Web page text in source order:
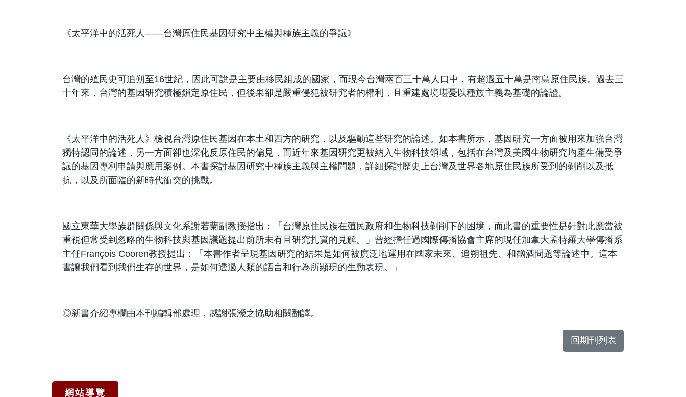
《太平洋中的活死人——台灣原住民基因研究中主權與種族主義的爭議》
台灣的殖民史可追朔至16世紀，因此可說是主要由移民組成的國家，而現今台灣兩百三十萬人口中，有超過五十萬是南島原住民族。過去三
十年來，台灣的基因研究積極鎖定原住民，但後果卻是嚴重侵犯被研究者的權利，且重建處境堪憂以種族主義為基礎的論證。
《太平洋中的活死人 》檢視台灣原住民基因在本土和西方的研究，以及驅動這些研究的論述。如本書所示，基因研究一方面被用來加強台灣
獨特認同的論述，另一方面卻也深化反原住民的偏見，而近年來基因研究更被納入生物科技領域，包括在台灣及美國生物研究均產生備受爭
議的基因專利申請與應用案例。本書探討基因研究中種族主義與主權問題，詳細探討歷史上台灣及世界各地原住民族所受到的剝削以及抵
抗，以及所面臨的新時代衝突的挑戰。
國立東華大學族群關係與文化系謝若蘭副教授指出：「台灣原住民族在殖民政府和生物科技剝削下的困境，而此書的重要性是針對此應當被
重視但常受到忽略的生物科技與基因議題提出前所未有且研究扎實的見解。」曾經擔任過 國際傳播協會主席的現任加拿大孟特羅大學傳播系
主任François Cooren教授提出：「 本書作者呈現基因研究的結果是如何被廣泛地運用在國家未來、追朔祖先、和酗酒問題等論述中。這本
書讓我們看到我們生存的世界，是如何透過人類的語言和行為所顯現的生動表現。」
◎新書介紹專欄由本刊編輯部處理，感謝張瀠之協助相關翻譯。
回期刊列表
網站導覽